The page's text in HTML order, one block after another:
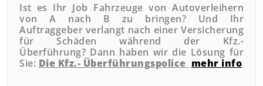
Ist es Ihr Job Fahrzeuge von Autoverleihern
von A nach B zu bringen? Und Ihr
Auftraggeber verlangt nach einer Versicherung
für Schäden während der Kfz.-
Überführung? Dann haben wir die Lösung für
Sie: Die Kfz.- Überführungspolice mehr info